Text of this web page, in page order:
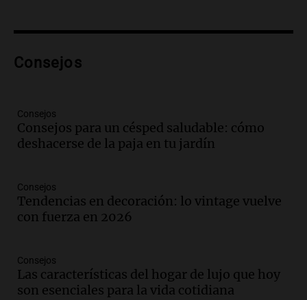
Audio.Preparativos finales para la gran
Bulaya este sábado
Audio.
Congreso y evacuación por derrame de
oxígeno en Montecastro
Audio.
Río Gallegos reporta frío extremo
y llega avión para escuelas de la décima
brigada aérea
Episodios
Audio.La justicia reconoce al COVID
como enfermedad laboral tras la muerte
Consejos
Consejos
Consejos para un césped saludable: cómo
deshacerse de la paja en tu jardín
Consejos
Tendencias en decoración: lo vintage vuelve
con fuerza en 2026
Consejos
Las características del hogar de lujo que hoy
son esenciales para la vida cotidiana